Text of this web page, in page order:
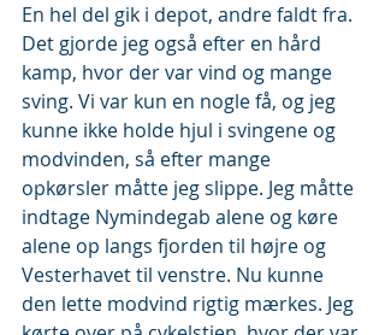
En hel del gik i depot, andre faldt fra.
Det gjorde jeg også efter en hård
kamp, hvor der var vind og mange
sving. Vi var kun en nogle få, og jeg
kunne ikke holde hjul i svingene og
modvinden, så efter mange
opkørsler måtte jeg slippe. Jeg måtte
indtage Nymindegab alene og køre
alene op langs fjorden til højre og
Vesterhavet til venstre. Nu kunne
den lette modvind rigtig mærkes. Jeg